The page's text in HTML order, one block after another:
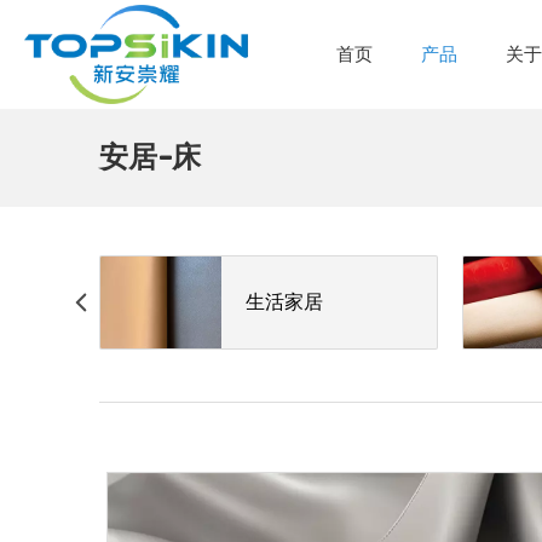
首页 产品 关
安居-床
生活家居